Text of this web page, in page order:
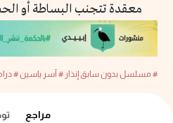
معقدة تتجنب البساطة أو
# مسلسل بدون سابق إنذار # آسر ياسين#
مراجع